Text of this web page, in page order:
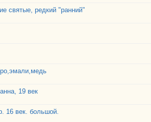
святые, редкий "ранний"
19 век
16 век. большой.